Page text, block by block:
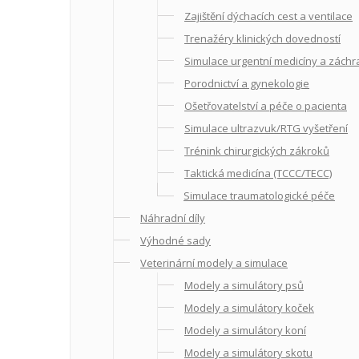
Zajištění dýchacích cest a ventilace
Trenažéry klinických dovedností
Simulace urgentní medicíny a
Porodnictví a gynekologie
Ošetřovatelství a péče o pacienta
Simulace ultrazvuk/RTG vyšetření
Trénink chirurgických zákroků
Taktická medicína (TCCC/TECC)
Simulace traumatologické péče
Náhradní díly
Výhodné sady
Veterinární modely a simulace
Modely a simulátory psů
Modely a simulátory koček
Modely a simulátory koní
Modely a simulátory skotu